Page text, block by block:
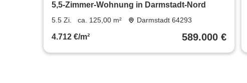
5,5-Zimmer-Wohnung in Darmstadt-Nord
5.5 Zi. ca. 125,00 m² Darmstadt 64293
4.712 €/m² 589.000 €